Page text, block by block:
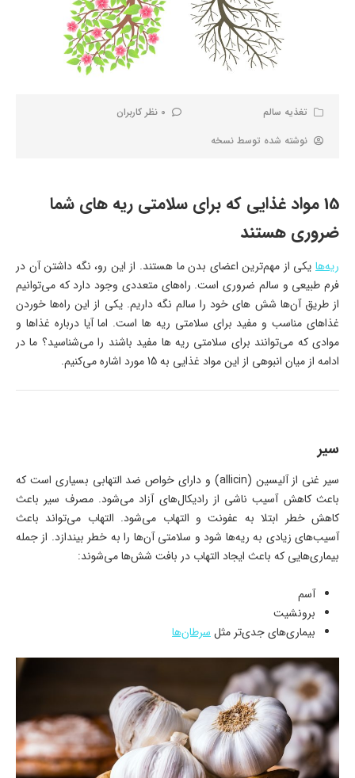
تغذیه سالم
0 نظر کاربران
نوشته شده توسط نسخه
15 مواد غذایی که برای سلامتی ریه های شما
ضروری هستند
ریه‌ها یکی از مهم‌ترین اعضای بدن ما هستند. از این رو، نگه داشتن آن در
فرم طبیعی و سالم ضروری است. راه‌های متعددی وجود دارد که می‌توانیم
از طریق آن‌ها شش های خود را سالم نگه داریم. یکی از این راه‌ها خوردن
غذاهای مناسب و مفید برای سلامتی ریه ها است. اما آیا درباره غذاها و
موادی که می‌توانند برای سلامتی ریه ها مفید باشند را می‌شناسید؟ ما در
ادامه از میان انبوهی از این مواد غذایی به 15 مورد اشاره می‌کنیم.
سیر
سیر غنی از آلیسین (allicin) و دارای خواص ضد التهابی بسیاری است که
باعث کاهش آسیب ناشی از رادیکال‌های آزاد می‌شود. مصرف سیر باعث
کاهش خطر ابتلا به عفونت و التهاب می‌شود. التهاب می‌تواند باعث
آسیب‌های زیادی به ریه‌ها شود و سلامتی آن‌ها را به خطر بیندازد. از جمله
بیماری‌هایی که باعث ایجاد التهاب در بافت شش‌ها می‌شوند:
آسم
برونشیت
بیماری‌های جدی‌تر مثلسرطان‌ها